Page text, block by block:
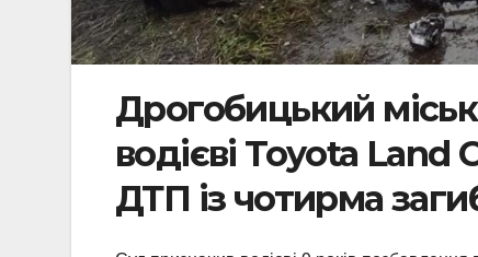
Дрогобицький
водієві Toyota
ДТП із чотирма